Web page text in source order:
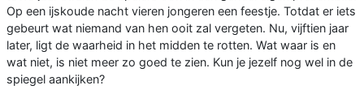
Op een ijskoude nacht vieren jongeren een feestje. Totdat er iets
gebeurt wat niemand van hen ooit zal vergeten. Nu, vijftien jaar
later, ligt de waarheid in het midden te rotten. Wat waar is en
wat niet, is niet meer zo goed te zien. Kun je jezelf nog wel in de
spiegel aankijken?